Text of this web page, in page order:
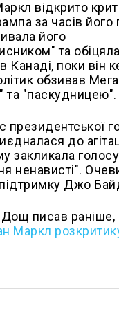
відкрито
за часів його
його
та обіцяла
Канаді, поки він
обзивав
та "паскудницею".
президентської
до
закликала
ненависті".
Джо
Дощ писав
Маркл